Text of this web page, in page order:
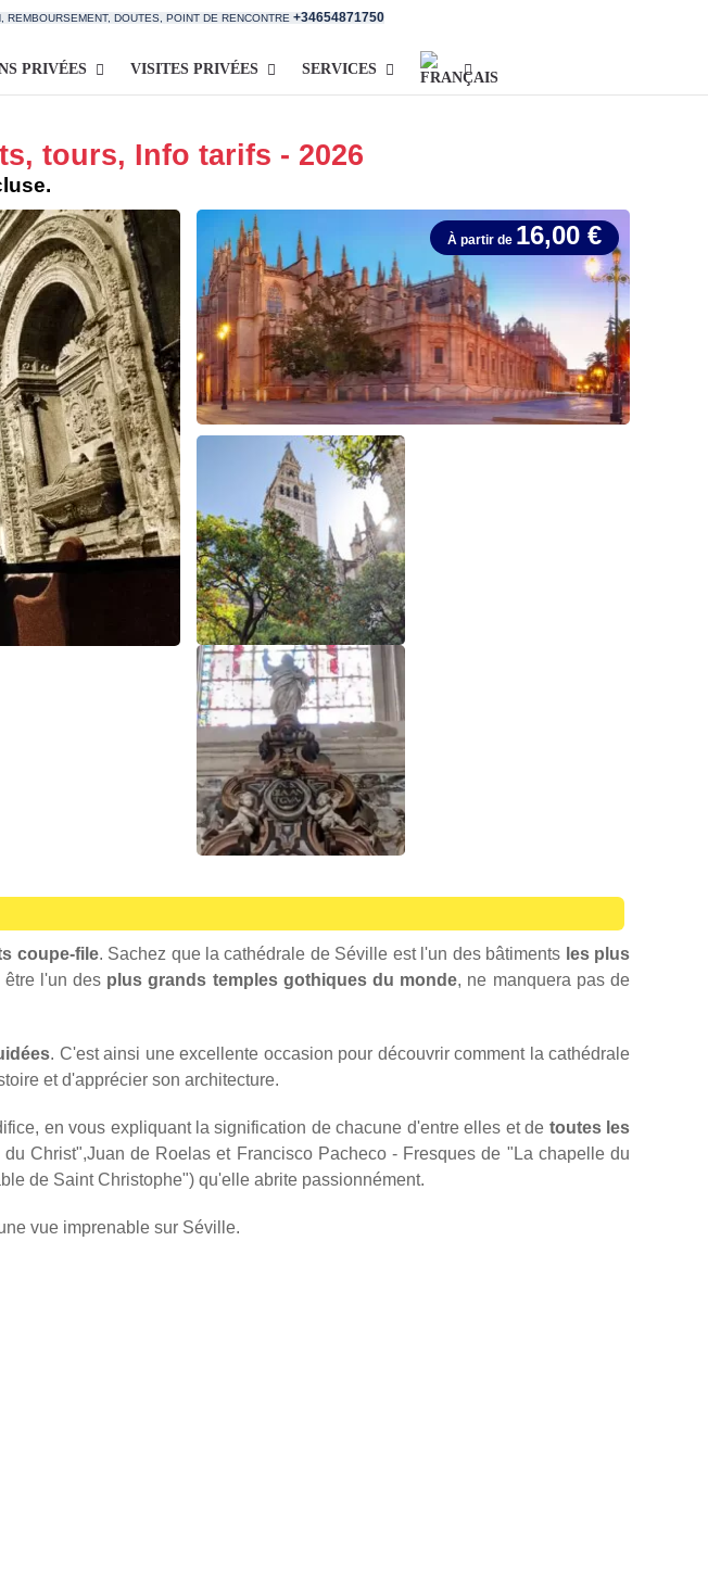
REMBOURSEMENT, DOUTES, POINT DE RENCONTRE +34654871750
PRIVÉES VISITES PRIVÉES SERVICES
tours, Info tarifs - 2026
16,00 €
coupe-file. Sachez que la cathédrale de Séville est l'un des bâtiments les plus
être l'un des plus grands temples gothiques du monde, ne manquera pas de
. C'est ainsi une excellente occasion pour découvrir comment la cathédrale
et d'apprécier son architecture.
en vous expliquant la signification de chacune d'entre elles et de toutes les
Christ",Juan de Roelas et Francisco Pacheco - Fresques de "La chapelle du
de Saint Christophe") qu'elle abrite passionnément.
vue imprenable sur Séville.